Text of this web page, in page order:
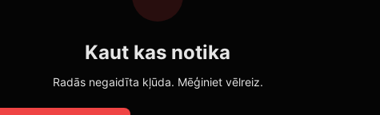
Kaut kas notika
Radās negaidīta kļūda. Mēģiniet vēlreiz.